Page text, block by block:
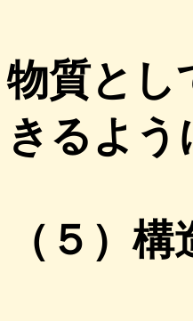
物質とし
きるよ
（５）